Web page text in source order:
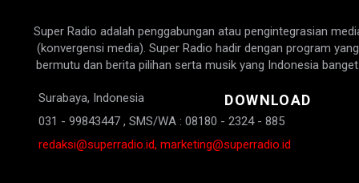
Super Radio adalah penggabungan atau pengintegrasian
(konvergensi media). Super Radio hadir dengan program yang
bermutu dan berita pilihan serta musik yang Indonesia
Surabaya, Indonesia
031 - 99843447 , SMS/WA : 08180 - 2324 - 885
redaksi@superradio.id, marketing@superradio.id
DOWNLOAD